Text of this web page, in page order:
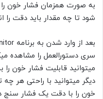
به صورت همزمان فشار خون را
شود تا چه مقدار باید دقت را
سری دستورالعمل را مشاهده
میتوانید قابلیت فشار خون را
دیگر میتوانید با راحتی هر
خون را با دقت یک فشار سنج